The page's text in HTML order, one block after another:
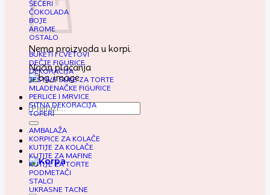
Nema proizvoda u korpi.
Način plaćanja
Pretraga
za:
ŠEĆERI
ČOKOLADA
BOJE
AROME
OSTALO
BUKETI I CVETOVI
DEČJE FIGURICE
DEKORACIJA
JESTIVE SLIKE ZA TORTE
MLADENAČKE FIGURICE
PERLICE I MRVICE
SITNA DEKORACIJA
TOPERI
AMBALAŽA
KORPICE ZA KOLAČE
KUTIJE ZA KOLAČE
KUTIJE ZA MAFINE
KUTIJE ZA TORTE
PODMETAČI
STALCI
UKRASNE TACNE